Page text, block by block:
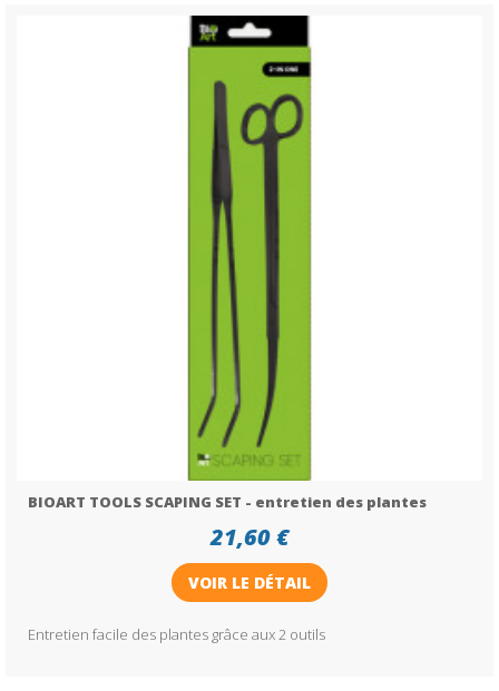
BIOART TOOLS SCAPING SET - entretien des plantes
21,60 €
VOIR LE DÉTAIL
Entretien facile des plantes grâce aux 2 outils